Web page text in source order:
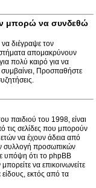
μπορώ να συνδεθώ
να διέγραψε τον
απομακρύνουν
πολύ καιρό για να
Προσπαθήστε
παιδιού του 1998, είναι
τις σελίδες που μπορούν
να έχουν άδεια από
συλλογή προσωπικών
υπόψη ότι το phpBB
να επικοινωνείτε
εκτός από τα